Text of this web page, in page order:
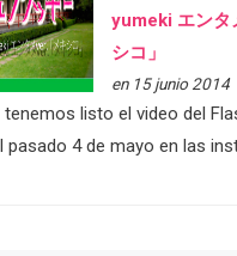
yumeki エンタ
シコ」
en 15 junio 2014
tenemos listo el video del
pasado 4 de mayo en las